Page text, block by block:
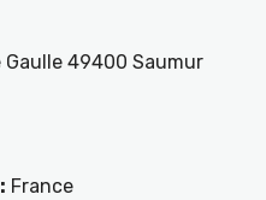
49400 Saumur
France